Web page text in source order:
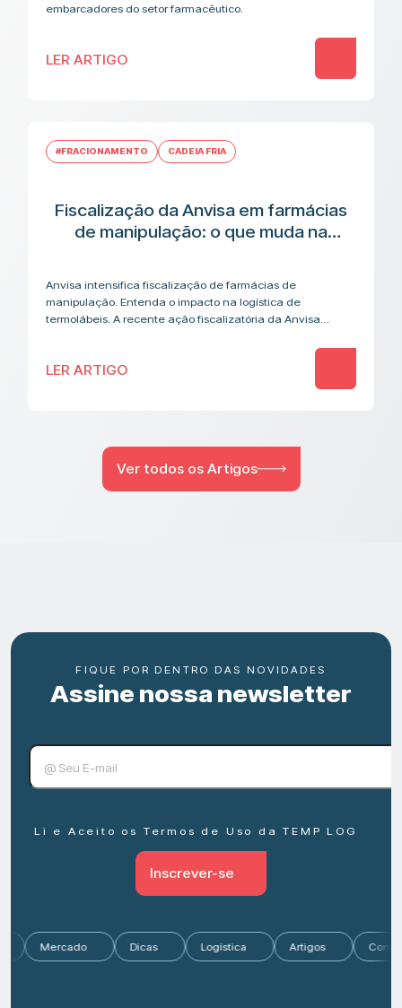
embarcadores do setor farmacêutico.
LER ARTIGO
#FRACIONAMENTO CADEIA FRIA
Fiscalização da Anvisa em farmácias
de manipulação: o que muda na
Anvisa intensifica fiscalização de farmácias de
manipulação. Entenda o impacto na logística de
termolábeis. A recente ação fiscalizatória da Anvisa
LER ARTIGO
Ver todos os Artigos
FIQUE POR DENTRO DAS NOVIDADES
Assine nossa newsletter
Li e Aceito os Termos de Uso da TEMP LOG
Inscrever-se
Mercado Dicas Logística Artigos